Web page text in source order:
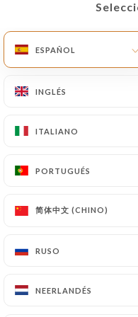
ESPAÑOL
INGLÉS
ITALIANO
PORTUGUÉS
简体中文 (CHINO)
RUSO
NEERLANDÉS
INICIO/CONTACTO
THE
ESPAÑOL
INGLÉS
ITALIANO
PORTUGUÉS
简体中文 (CHINO)
RUSO
NEERLANDÉS